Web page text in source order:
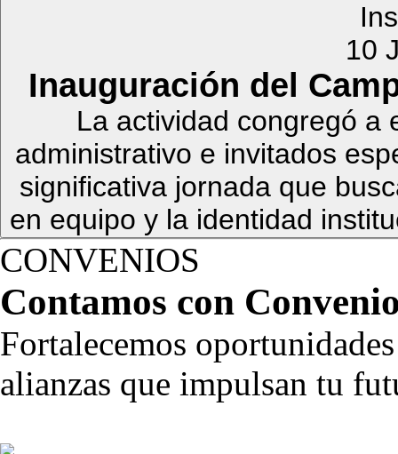
10
Inauguración del
La actividad congregó a
administrativo e invitados
significativa jornada que
en equipo y la identidad
CONVENIOS
Contamos con
Fortalecemos
alianzas que impulsan tu